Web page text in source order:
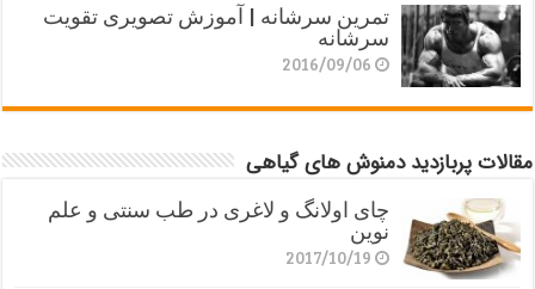
تمرین سرشانه | آموزش تصویری تقویت
سرشانه
2016/09/06
مقالات پربازدید دمنوش های گیاهی
چای اولانگ و لاغری در طب سنتی و علم
نوین
2017/10/19